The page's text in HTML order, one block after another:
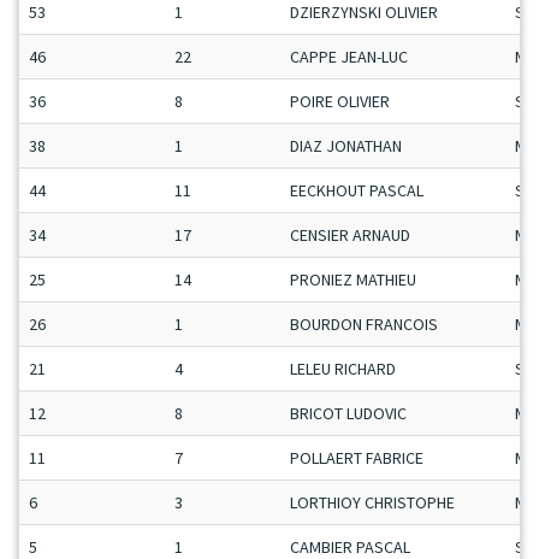
53 1 DZIERZYNSKI OLIVIER
46 22 CAPPE JEAN-LUC
36 8 POIRE OLIVIER
38 1 DIAZ JONATHAN
44 11 EECKHOUT PASCAL
34 17 CENSIER ARNAUD
25 14 PRONIEZ MATHIEU
26 1 BOURDON FRANCOIS
21 4 LELEU RICHARD
12 8 BRICOT LUDOVIC
11 7 POLLAERT FABRICE
6 3 LORTHIOY CHRISTOPHE
5 1 CAMBIER PASCAL